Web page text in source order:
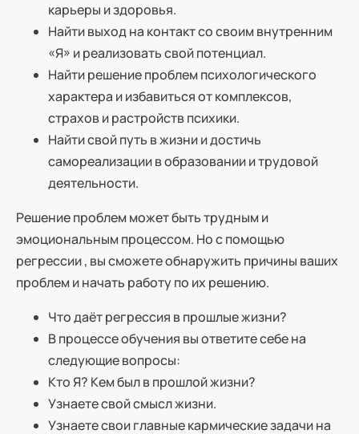
карьеры и здоровья.
Найти выход на контакт со своим внутренним
«Я» и реализовать свой потенциал.
Найти решение проблем психологического
характера и избавиться от комплексов,
страхов и растройств психики.
Найти свой путь в жизни и достичь
самореализации в образовании и трудовой
деятельности.
Решение проблем может быть трудным и
эмоциональным процессом. Но с помощью
регрессии , вы сможете обнаружить причины ваших
проблем и начать работу по их решению.
Что даёт регрессия в прошлые жизни?
В процессе обучения вы ответите себе на
следующие вопросы:
Кто Я? Кем был в прошлой жизни?
Узнаете свой смысл жизни.
Узнаете свои главные кармические задачи на